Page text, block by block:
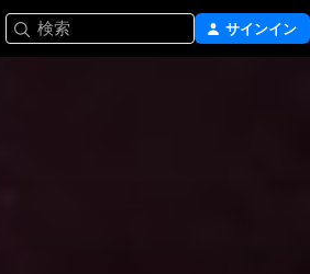
検索 サインイン